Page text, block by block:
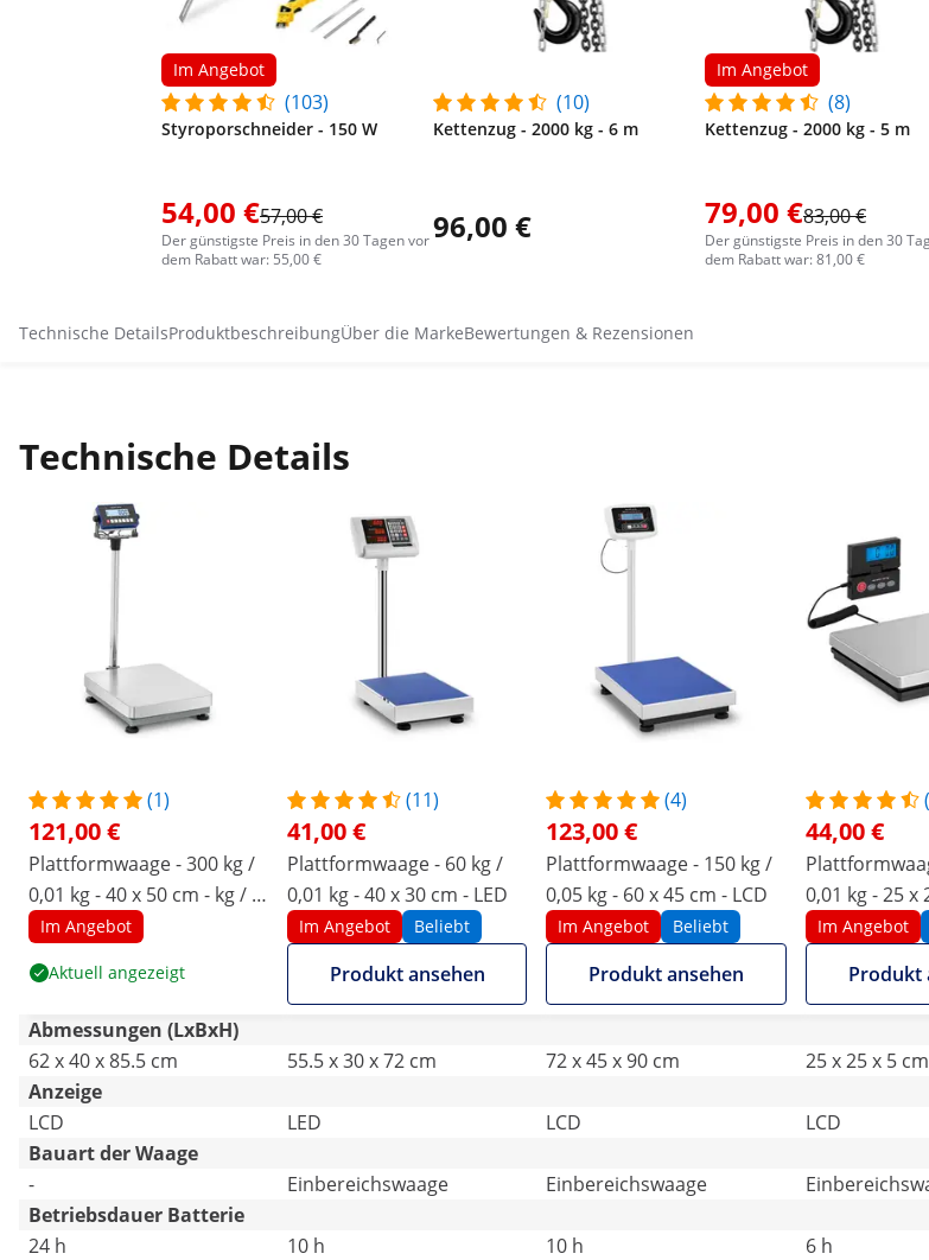
Im Angebot
(103)
Styroporschneider - 150 W
54,00 €57,00 €
Der günstigste Preis in den 30 Tagen vor
dem Rabatt war: 55,00 €
(10)
Kettenzug - 2000 kg - 6 m
96,00 €
Im Angebot
(8)
Kettenzug - 2000 kg - 5 m
79,00 €83,00 €
Der günstigste Preis in den 30
dem Rabatt war: 81,00 €
Technische DetailsProduktbeschreibungÜber die MarkeBewertungen & Rezensionen
Technische Details
(1)
121,00 €
Plattformwaage - 300 kg /
0,01 kg - 40 x 50 cm - kg / lb
- LCD
Im Angebot
Aktuell angezeigt
(11)
41,00 €
Plattformwaage - 60 kg /
0,01 kg - 40 x 30 cm - LED
Im Angebot Beliebt
Produkt ansehen
(4)
123,00 €
Plattformwaage - 150 kg /
0,05 kg - 60 x 45 cm - LCD
Im Angebot Beliebt
Produkt ansehen
44,00 €
0,01 kg - 25 x
externes LCD
Im Angebot
Produkt
Abmessungen (LxBxH)
62 x 40 x 85.5 cm
55.5 x 30 x 72 cm 72 x 45 x 90 cm 25 x 25 x 5 cm
Anzeige
LCD
LED LCD LCD
Bauart der Waage
-
Einbereichswaage Einbereichswaage
Betriebsdauer Batterie
24 h
10 h 10 h 6 h